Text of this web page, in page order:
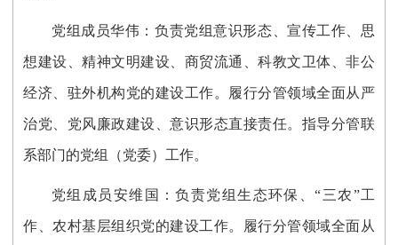
党组成员华伟：负责党组意识形态、宣传工作、思
想建设、精神文明建设、商贸流通、科教文卫体、非公
经济、驻外机构党的建设工作。履行分管领域全面从严
治党、党风廉政建设、意识形态直接责任。指导分管联
系部门的党组（党委）工作。
党组成员安维国：负责党组生态环保、“三农”工
作、农村基层组织党的建设工作。履行分管领域全面从